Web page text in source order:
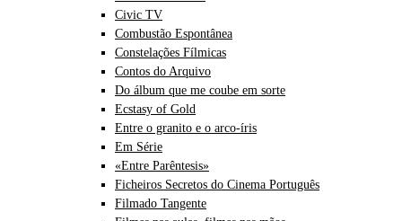
Civic TV
Combustão Espontânea
Constelações Fílmicas
Contos do Arquivo
Do álbum que me coube em sorte
Ecstasy of Gold
Entre o granito e o arco-íris
Em Série
«Entre Parêntesis»
Ficheiros Secretos do Cinema Português
Filmado Tangente